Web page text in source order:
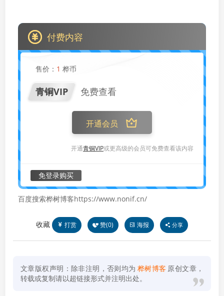
付费内容
售价： 1 桦币
青铜VIP 免费查看
开通会员
开通青铜VIP或更高级的会员可免费查看该内容
免登录购买
百度搜索桦树博客https://www.nonif.cn/
收藏 打赏 赞(0) 海报 分享
文章版权声明：除非注明，否则均为 桦树博客 原创文章，
转载或复制请以超链接形式并注明出处。